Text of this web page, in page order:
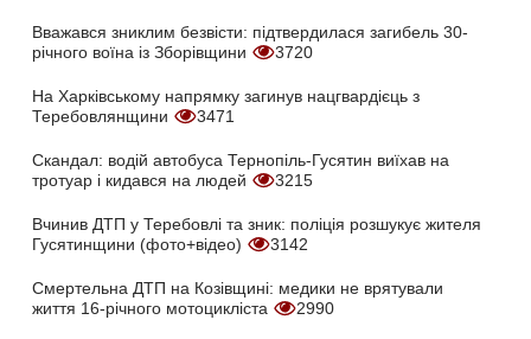
Вважався зниклим безвісти: підтвердилася загибель 30-
річного воїна із Зборівщини
3720
На Харківському напрямку загинув нацгвардієць з
Теребовлянщини
3471
Скандал: водій автобуса Тернопіль-Гусятин виїхав на
тротуар і кидався на людей
3215
Вчинив ДТП у Теребовлі та зник: поліція розшукує жителя
Гусятинщини (фото+відео)
3142
Смертельна ДТП на Козівщині: медики не врятували
життя 16-річного мотоцикліста
2990